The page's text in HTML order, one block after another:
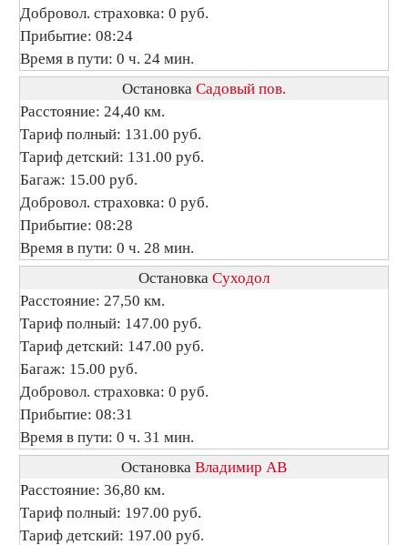
Добровол. страховка: 0 руб.
Прибытие: 08:24
Время в пути: 0 ч. 24 мин.
Остановка Садовый пов.
Расстояние: 24,40 км.
Тариф полный: 131.00 руб.
Тариф детский: 131.00 руб.
Багаж: 15.00 руб.
Добровол. страховка: 0 руб.
Прибытие: 08:28
Время в пути: 0 ч. 28 мин.
Остановка Суходол
Расстояние: 27,50 км.
Тариф полный: 147.00 руб.
Тариф детский: 147.00 руб.
Багаж: 15.00 руб.
Добровол. страховка: 0 руб.
Прибытие: 08:31
Время в пути: 0 ч. 31 мин.
Остановка Владимир АВ
Расстояние: 36,80 км.
Тариф полный: 197.00 руб.
Тариф детский: 197.00 руб.